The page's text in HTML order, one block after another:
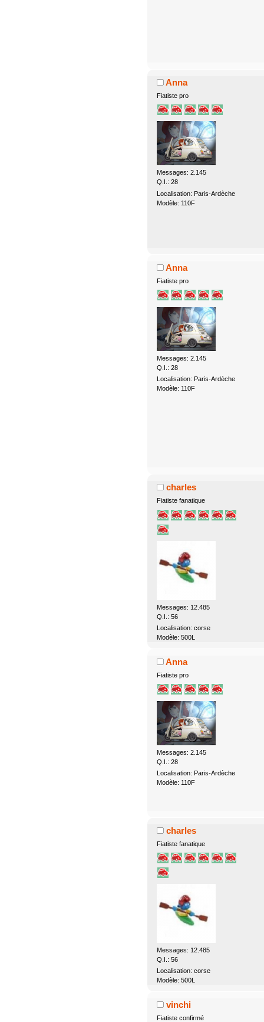
Anna
Fiatiste pro
Messages: 2.145
Q.I.: 28
Localisation: Paris-Ardèche
Modèle: 110F
Anna
Fiatiste pro
Messages: 2.145
Q.I.: 28
Localisation: Paris-Ardèche
Modèle: 110F
charles
Fiatiste fanatique
Messages: 12.485
Q.I.: 56
Localisation: corse
Modèle: 500L
Anna
Fiatiste pro
Messages: 2.145
Q.I.: 28
Localisation: Paris-Ardèche
Modèle: 110F
charles
Fiatiste fanatique
Messages: 12.485
Q.I.: 56
Localisation: corse
Modèle: 500L
vinchi
Fiatiste confirmé